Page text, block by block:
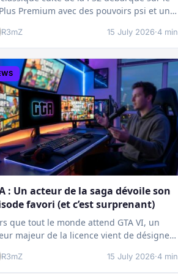
Premium avec des pouvoirs psi et une
boostée.…
R3mZ 15 July 2026·4 min
: Un acteur de la saga dévoile son
favori (et c’est surprenant)
que tout le monde attend GTA VI, un
majeur de la licence vient de désigner
ayant la…
R3mZ 15 July 2026·4 min